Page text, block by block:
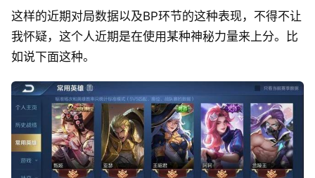
这样的近期对局数据以及BP环节的这种表现，不得不让
我怀疑，这个人近期是在使用某种神秘力量来上分。比
如说下面这种。